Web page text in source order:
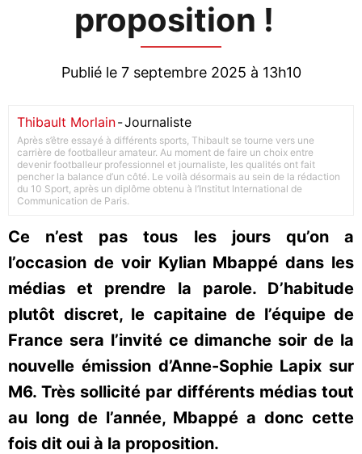
proposition !
Publié le 7 septembre 2025 à 13h10
Thibault Morlain-Journaliste
Après s’être essayé à différents sports, Thibault se tourne vers une
carrière de footballeur amateur. Au moment de faire un choix entre
devenir footballeur professionnel et journaliste, les qualités ont fait
pencher la balance d’un côté. Le voilà désormais au sein de la rédaction
du 10 Sport, après un diplôme obtenu à l’Institut International de
Communication de Paris.
Ce n’est pas tous les jours qu’on a
l’occasion de voir Kylian Mbappé dans les
médias et prendre la parole. D’habitude
plutôt discret, le capitaine de l’équipe de
France sera l’invité ce dimanche soir de la
nouvelle émission d’Anne-Sophie Lapix sur
M6. Très sollicité par différents médias tout
au long de l’année, Mbappé a donc cette
fois dit oui à la proposition.